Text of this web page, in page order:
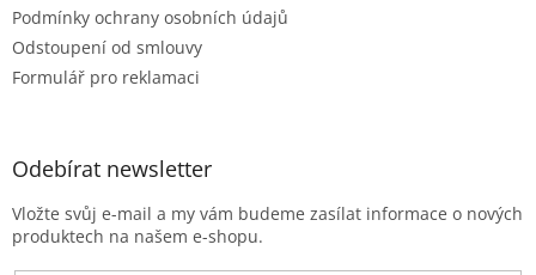
Podmínky ochrany osobních údajů
Odstoupení od smlouvy
Formulář pro reklamaci
Odebírat newsletter
Vložte svůj e-mail a my vám budeme zasílat informace o nových
produktech na našem e-shopu.